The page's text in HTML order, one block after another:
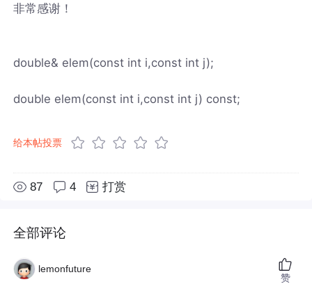
非常感谢！
double& elem(const int i,const int j);
double elem(const int i,const int j) const;
给本帖投票
87 4 打赏
全部评论
lemonfuture
赞